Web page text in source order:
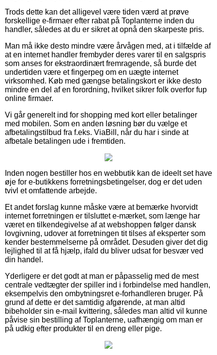
Trods dette kan det alligevel være tiden værd at prøve
forskellige e-firmaer efter rabat på Toplanterne inden du
handler, således at du er sikret at opnå den skarpeste pris.
Man må ikke desto mindre være årvågen med, at i tilfælde af
at en internet handler frembyder deres varer til en salgspris
som anses for ekstraordinært fremragende, så burde det
undertiden være et fingerpeg om en uægte internet
virksomhed. Køb med gængse betalingskort er ikke desto
mindre en del af en forordning, hvilket sikrer folk overfor fup
online firmaer.
Vi går generelt ind for shopping med kort eller betalinger
med mobilen. Som en anden løsning bør du vælge et
afbetalingstilbud fra f.eks. ViaBill, når du har i sinde at
afbetale betalingen ude i fremtiden.
Inden nogen bestiller hos en webbutik kan de ideelt set have
øje for e-butikkens forretningsbetingelser, dog er det uden
tvivl et omfattende arbejde.
Et andet forslag kunne måske være at bemærke hvorvidt
internet forretningen er tilsluttet e-mærket, som længe har
været en tilkendegivelse af at webshoppen følger dansk
lovgivning, udover at forretningen tit tilses af eksperter som
kender bestemmelserne på området. Desuden giver det dig
lejlighed til at få hjælp, ifald du bliver udsat for besvær ved
din handel.
Yderligere er det godt at man er påpasselig med de mest
centrale vedtægter der spiller ind i forbindelse med handlen,
eksempelvis den ombytningsret e-forhandleren bruger. På
grund af dette er det samtidig afgørende, at man altid
bibeholder sin e-mail kvittering, således man altid vil kunne
påvise sin bestilling af Toplanterne, uafhængig om man er
på udkig efter produkter til en dreng eller pige.